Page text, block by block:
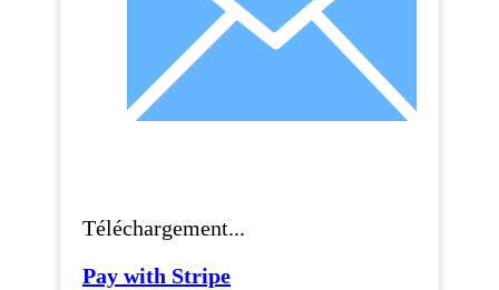
Téléchargement...
Pay with Stripe